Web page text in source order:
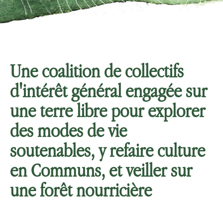
Une coalition de collectifs
d'intérêt général engagée sur
une terre libre pour explorer
des modes de vie
soutenables, y refaire culture
en Communs, et veiller sur
une forêt nourricière